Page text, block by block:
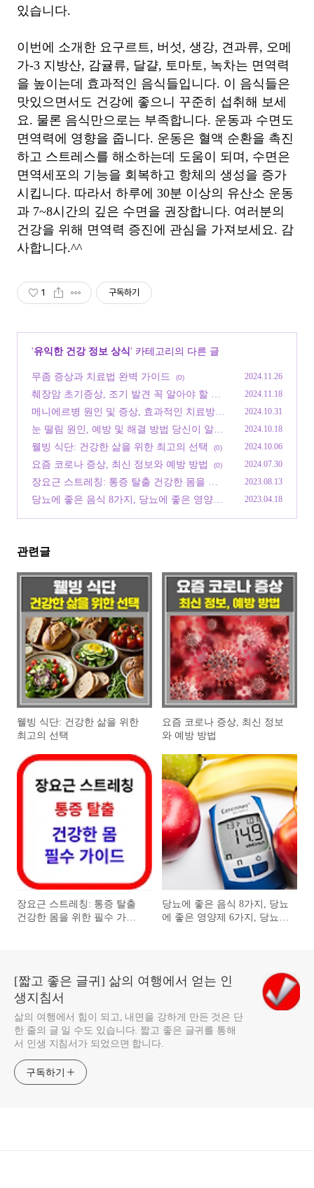
있습니다.
이번에 소개한 요구르트, 버섯, 생강, 견과류, 오메
가-3 지방산, 감귤류, 달걀, 토마토, 녹차는 면역력
을 높이는데 효과적인 음식들입니다. 이 음식들은
맛있으면서도 건강에 좋으니 꾸준히 섭취해 보세
요. 물론 음식만으로는 부족합니다. 운동과 수면도
면역력에 영향을 줍니다. 운동은 혈액 순환을 촉진
하고 스트레스를 해소하는데 도움이 되며, 수면은
면역세포의 기능을 회복하고 항체의 생성을 증가
시킵니다. 따라서 하루에 30분 이상의 유산소 운동
과 7~8시간의 깊은 수면을 권장합니다. 여러분의
건강을 위해 면역력 증진에 관심을 가져보세요. 감
사합니다.^^
1 구독하기
'유익한 건강 정보 상식' 카테고리의 다른 글
무좀 증상과 치료법 완벽 가이드 (0) 2024.11.26
췌장암 초기증상, 조기 발견 꼭 알아야 할 사
항
(0)
2024.11.18
메니에르병 원인 및 증상, 효과적인 치료방법
안내
(0)
2024.10.31
눈 떨림 원인, 예방 및 해결 방법 당신이 알아
야 할 모든 것
(0)
2024.10.18
웰빙 식단: 건강한 삶을 위한 최고의 선택 (0) 2024.10.06
요즘 코로나 증상, 최신 정보와 예방 방법 (0) 2024.07.30
장요근 스트레칭: 통증 탈출 건강한 몸을 위
한 필수 가이드
(0)
2023.08.13
당뇨에 좋은 음식 8가지, 당뇨에 좋은 영양제
2023.04.18
관련글
웰빙 식단: 건강한 삶을 위한
최고의 선택
요즘 코로나 증상, 최신 정보
와 예방 방법
장요근 스트레칭: 통증 탈출
건강한 몸을 위한 필수 가이
당뇨에 좋은 음식 8가지, 당뇨
에 좋은 영양제 6가지, 당뇨병
[짧고 좋은 글귀] 삶의 여행에서 얻는 인
생지침서
삶의 여행에서 힘이 되고, 내면을 강하게 만든 것은 단
한 줄의 글 일 수도 있습니다. 짧고 좋은 글귀를 통해
서 인생 지침서가 되었으면 합니다.
구독하기